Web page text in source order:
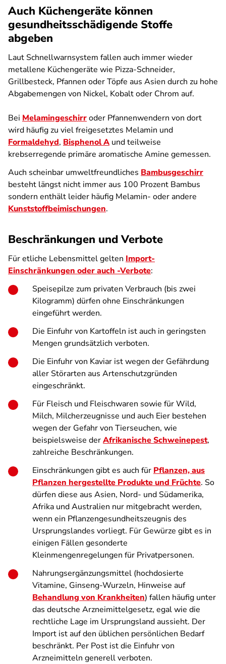
Auch Küchengeräte können
gesundheitsschädigende Stoffe
abgeben
Laut Schnellwarnsystem fallen auch immer wieder
metallene Küchengeräte wie Pizza-Schneider,
Grillbesteck, Pfannen oder Töpfe aus Asien durch zu hohe
Abgabemengen von Nickel, Kobalt oder Chrom auf.
Bei Melamingeschirroder Pfannenwendern von dort
wird häufig zu viel freigesetztes Melamin und
Formaldehyd, Bisphenol A und teilweise
krebserregende primäre aromatische Amine gemessen.
Auch scheinbar umweltfreundliches Bambusgeschirr
besteht längst nicht immer aus 100 Prozent Bambus
sondern enthält leider häufig Melamin- oder andere
Kunststoffbeimischungen.
Beschränkungen und Verbote
Für etliche Lebensmittel gelten Import-
Einschränkungen oder auch -Verbote:
Speisepilze zum privaten Verbrauch (bis zwei
Kilogramm) dürfen ohne Einschränkungen
eingeführt werden.
Die Einfuhr von Kartoffeln ist auch in geringsten
Mengen grundsätzlich verboten.
Die Einfuhr von Kaviar ist wegen der Gefährdung
aller Störarten aus Artenschutzgründen
eingeschränkt.
Für Fleisch und Fleischwaren sowie für Wild,
Milch, Milcherzeugnisse und auch Eier bestehen
wegen der Gefahr von Tierseuchen, wie
beispielsweise derAfrikanische Schweinepest,
zahlreiche Beschränkungen.
Einschränkungen gibt es auch für Pflanzen, aus
Pflanzen hergestellte Produkte und Früchte. So
dürfen diese aus Asien, Nord- und Südamerika,
Afrika und Australien nur mitgebracht werden,
wenn ein Pflanzengesundheitszeugnis des
Ursprungslandes vorliegt. Für Gewürze gibt es in
einigen Fällen gesonderte
Kleinmengenregelungen für Privatpersonen.
Nahrungsergänzungsmittel (hochdosierte
Vitamine, Ginseng-Wurzeln, Hinweise auf
Behandlung von Krankheiten) fallen häufig unter
das deutsche Arzneimittelgesetz, egal wie die
rechtliche Lage im Ursprungsland aussieht. Der
Import ist auf den üblichen persönlichen Bedarf
beschränkt. Per Post ist die Einfuhr von
Arzneimitteln generell verboten.